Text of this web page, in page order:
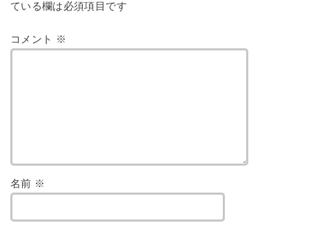
ている欄は必須項目です
コメント ※
名前 ※